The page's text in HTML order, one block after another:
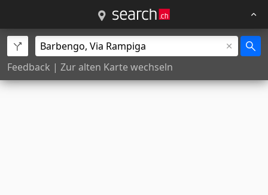
Feedback | Zur alten Karte wechseln